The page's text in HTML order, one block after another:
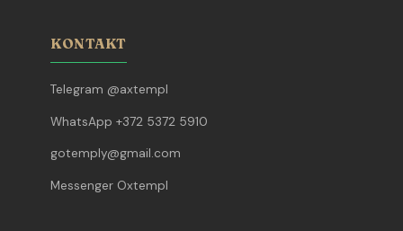
KONTAKT
Telegram @axtempl
WhatsApp +372 5372 5910
gotemply@gmail.com
Messenger Oxtempl